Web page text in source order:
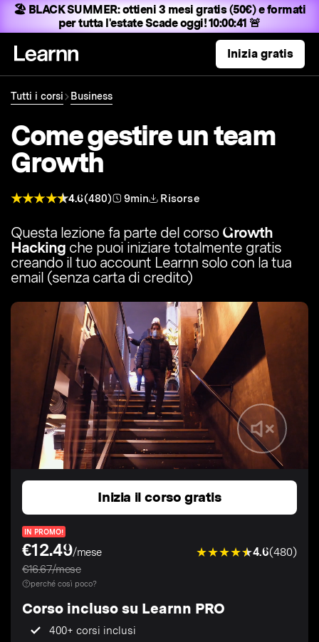
🏖️ BLACK SUMMER:ottieni 3 mesi gratis (50€) e formati
per tutta l'estateScade oggi! 10:00:40 🚨
Inizia gratis
Tutti i corsi Business
Come gestire un team
Growth
4.6(480) 9min Risorse
Questa lezione fa parte del corso Growth
Hacking che puoi iniziare totalmente gratis
creando il tuo account Learnn solo con la tua
email (senza carta di credito)
Inizia il corso gratis
IN PROMO!
€12.49/mese
€16.67/mese
4.6(480)
perché così poco?
Corso incluso su Learnn PRO
400+ corsi inclusi